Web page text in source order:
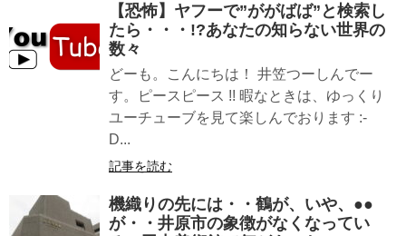
【恐怖】ヤフーで”ががばば”と検索し
たら・・・!?あなたの知らない世界の
数々
どーも。こんにちは！ 井笠つーしんでー
す。ピースピース !! 暇なときは、ゆっくり
ユーチューブを見て楽しんでおります :-
D...
記事を読む
機織りの先には・・鶴が、いや、●●
が・・井原市の象徴がなくなってい